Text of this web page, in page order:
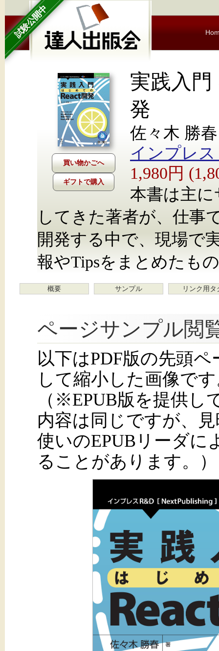
試験公開中
ギフトで購入
実践入門
発
佐々木 勝春
インプレス
1,980円
本書は主
してきた著者が、仕事
開発する中で、現場で
報やTipsをまとめたも
概要 サンプル リンク用タ
ページサンプル閲
以下はPDF版の先頭
して縮小した画像で
（※EPUB版を提供し
内容は同じですが、
使いのEPUBリーダに
ることがあります。）